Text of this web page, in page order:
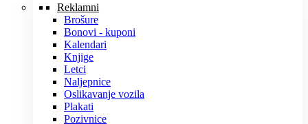
Reklamni
Brošure
Bonovi - kuponi
Kalendari
Knjige
Letci
Naljepnice
Oslikavanje vozila
Plakati
Pozivnice